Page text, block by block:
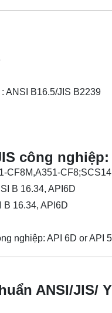
ANSI B16.5/JIS B2239
công nghiệp:
CF8M,A351-
B 16.34, API6D
B 16.34, API6D
nghiệp: API 6D or API
ANSI/JIS/